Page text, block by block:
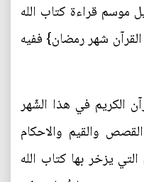
موسم قراءة كتاب الله
شهر رمضان} ففيه
الكريم في هذا الشّهر
والقيم والاحكام
التي يزخر بها كتاب الله